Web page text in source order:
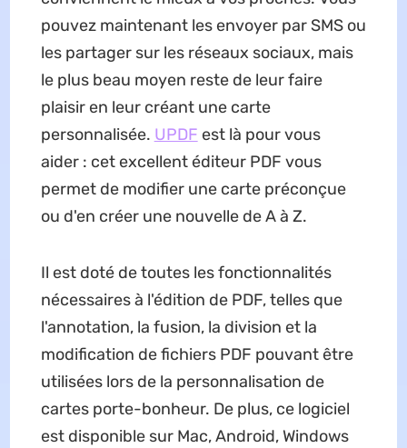
pouvez maintenant les envoyer par SMS ou
les partager sur les réseaux sociaux, mais
le plus beau moyen reste de leur faire
plaisir en leur créant une carte
personnalisée. UPDF est là pour vous
aider : cet excellent éditeur PDF vous
permet de modifier une carte préconçue
ou d'en créer une nouvelle de A à Z.
Il est doté de toutes les fonctionnalités
nécessaires à l'édition de PDF, telles que
l'annotation, la fusion, la division et la
modification de fichiers PDF pouvant être
utilisées lors de la personnalisation de
cartes porte-bonheur. De plus, ce logiciel
est disponible sur Mac, Android, Windows